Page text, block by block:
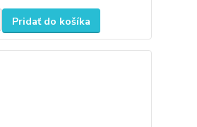
Pridať do košíka